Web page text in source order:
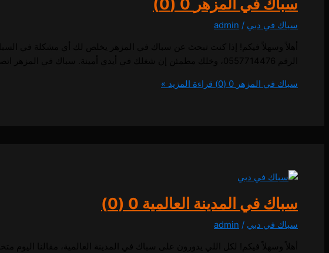
سباك في دبي /
admin
سباك في المزهر 0 (0) قراءة المزيد »
سباك في المدينة العالمية 0 (0)
سباك في دبي /
admin